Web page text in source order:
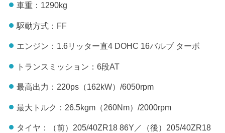
車重：1290kg
駆動方式：FF
エンジン：1.6リッター直4 DOHC 16バルブ ターボ
トランスミッション：6段AT
最高出力：220ps（162kW）/6050rpm
最大トルク：26.5kgm（260Nm）/2000rpm
タイヤ：（前）205/40ZR18 86Y／（後）205/40ZR18